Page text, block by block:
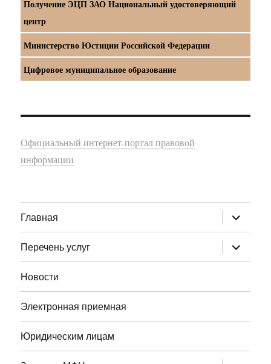
Получение ЭЦП ЗАО Национальный удостоверяющий
центр
Министерство Юстиции Российской Федерации
Цифровое муниципальное образование
Официальный интернет-портал правовой
информации
Главная раскрыть
дочернее
меню
Перечень услуг
раскрыть
дочернее
меню
Новости
Электронная приемная
Юридическим лицам